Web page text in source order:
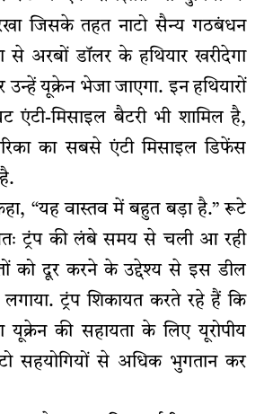
जिसके तहत नाटो सैन्य गठबंधन
से अरबों डॉलर के हथियार खरीदेगा
उन्हें यूक्रेन भेजा जाएगा. इन हथियारों
एंटी-मिसाइल बैटरी भी शामिल है,
का सबसे एंटी मिसाइल डिफेंस
“यह वास्तव में बहुत बड़ा है.” रूटे
ट्रंप की लंबे समय से चली आ रही
को दूर करने के उद्देश्य से इस डील
ट्रंप शिकायत करते रहे हैं कि
यूक्रेन की सहायता के लिए यूरोपीय
सहयोगियों से अधिक भुगतान कर